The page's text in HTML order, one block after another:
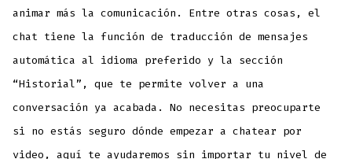
animar más la comunicación. Entre otras cosas, el
chat tiene la función de traducción de mensajes
automática al idioma preferido y la sección
“Historial”, que te permite volver a una
conversación ya acabada. No necesitas preocuparte
si no estás seguro dónde empezar a chatear por
video, aquí te ayudaremos sin importar tu nivel de